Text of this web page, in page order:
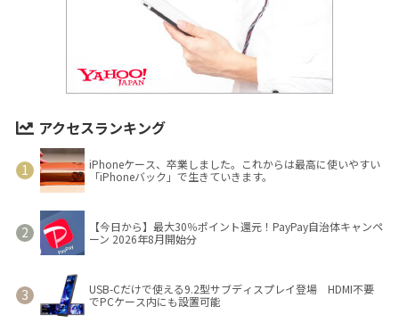
アクセスランキング
iPhoneケース、卒業しました。これからは最高に使いやすい
「iPhoneバック」で生きていきます。
【今日から】最大30％ポイント還元！PayPay自治体キャンペ
ーン 2026年8月開始分
USB-Cだけで使える9.2型サブディスプレイ登場 HDMI不要
でPCケース内にも設置可能